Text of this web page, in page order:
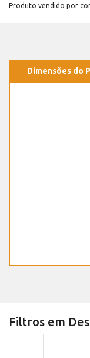
Produto vendido por
Dimensões do
Filtros em